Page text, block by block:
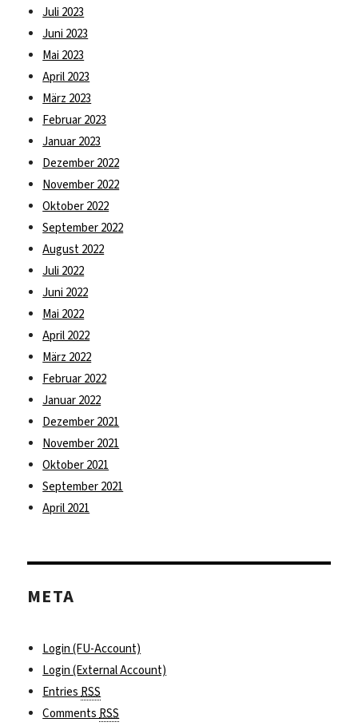
Juli 2023
Juni 2023
Mai 2023
April 2023
März 2023
Februar 2023
Januar 2023
Dezember 2022
November 2022
Oktober 2022
September 2022
August 2022
Juli 2022
Juni 2022
Mai 2022
April 2022
März 2022
Februar 2022
Januar 2022
Dezember 2021
November 2021
Oktober 2021
September 2021
April 2021
META
Login (FU-Account)
Login (External Account)
EntriesRSS
CommentsRSS